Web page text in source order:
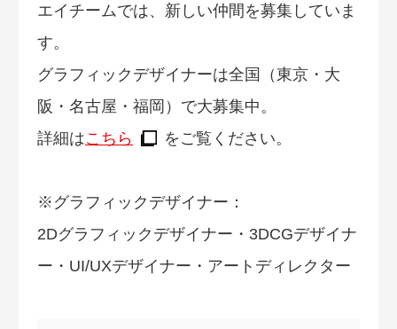
エイチームでは、新しい仲間を募集していま
す。
グラフィックデザイナーは全国（東京・大
阪・名古屋・福岡）で大募集中。
詳細はこちら をご覧ください。
※グラフィックデザイナー：
2Dグラフィックデザイナー・3DCGデザイナ
ー・UI/UXデザイナー・アートディレクター